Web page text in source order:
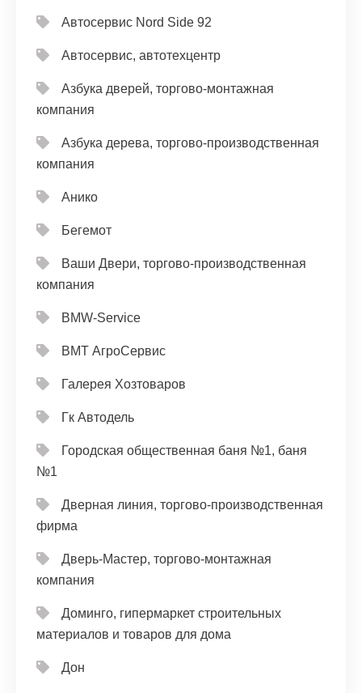
Автосервис Nord Side 92
Автосервис, автотехцентр
Азбука дверей, торгово-монтажная
компания
Азбука дерева, торгово-производственная
компания
Анико
Бегемот
Ваши Двери, торгово-производственная
компания
ВМW-Service
ВМТ АгроСервис
Галерея Хозтоваров
Гк Автодель
Городская общественная баня №1, баня
№1
Дверная линия, торгово-производственная
фирма
Дверь-Мастер, торгово-монтажная
компания
Доминго, гипермаркет строительных
материалов и товаров для дома
Дон